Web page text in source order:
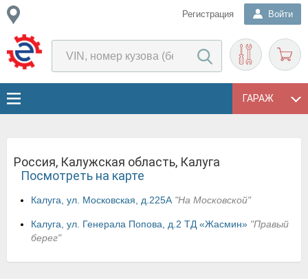
Регистрация Войти
ГАРАЖ
Россия, Калужская область, Калуга
Посмотреть на карте
Калуга, ул. Московская, д.225А "На Московской"
Калуга, ул. Генерала Попова, д.2 ТД «Жасмин» "Правый
берег"